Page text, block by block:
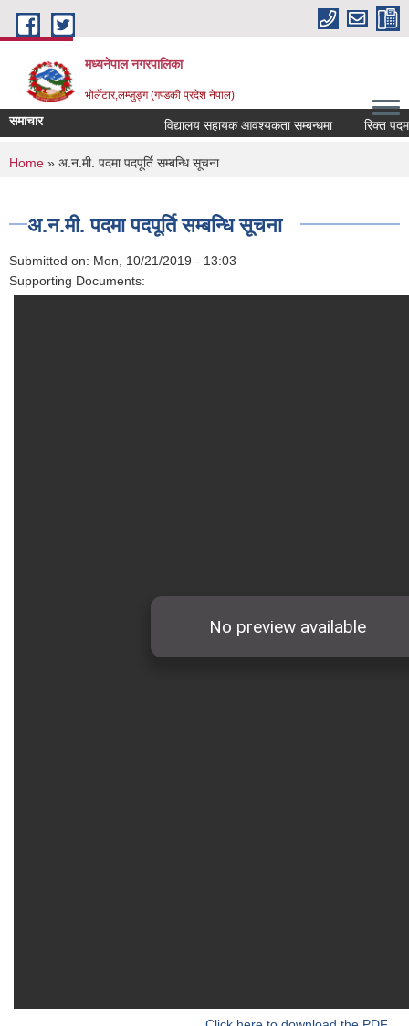
Skip to main content
मध्यनेपाल नगरपालिका
भोर्लेटार,लम्जुङ्ग (गण्डकी प्रदेश नेपाल)
समाचार विद्यालय सहायक आवश्यकता सम्बन्धमा रिक्त पदमा
You are here
Home » अ.न.मी. पदमा पदपूर्ति सम्बन्धि सूचना
अ.न.मी. पदमा पदपूर्ति सम्बन्धि सूचना
Submitted on: Mon, 10/21/2019 - 13:03
Supporting Documents: